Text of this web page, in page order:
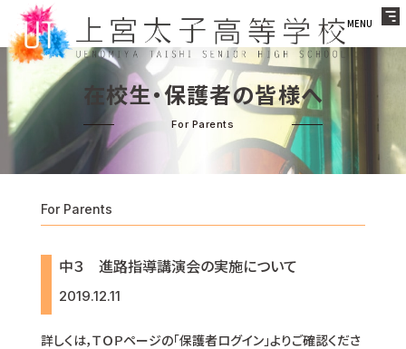
MENU
在校生・保護者の皆様へ
For Parents
中３ 進路指導講演会の実施について
2019.12.11
詳しくは，ＴＯＰページの「保護者ログイン」よりご確認くださ